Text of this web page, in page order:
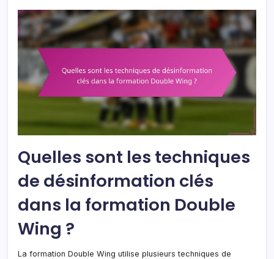
Quelles sont les techniques
de désinformation clés
dans la formation Double
Wing ?
La formation Double Wing utilise plusieurs techniques de